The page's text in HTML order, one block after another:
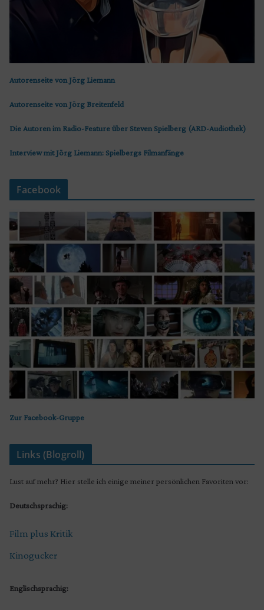
Autorenseite von Jörg Liemann
Autorenseite von Jörg Breitenfeld
Die Autoren im Radio-Feature über Steven Spielberg (ARD-Audiothek)
Interview mit Jörg Liemann: Spielbergs Filmanfänge
Facebook
Zur Facebook-Gruppe
Links (Blogroll)
Lust auf mehr? Hier stelle ich einige meiner persönlichen Favoriten vor:
Deutschsprachig:
Film plus Kritik
Kinogucker
Englischsprachig: